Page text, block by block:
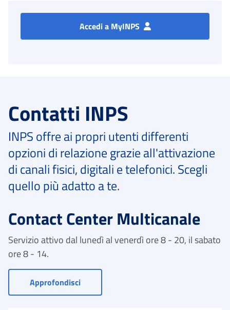
Accedi a MyINPS
Contatti INPS
INPS offre ai propri utenti differenti
opzioni di relazione grazie all'attivazione
di canali fisici, digitali e telefonici. Scegli
quello più adatto a te.
Contact Center Multicanale
Servizio attivo dal lunedì al venerdì ore 8 - 20, il sabato
ore 8 - 14.
Approfondisci- Vai a Contact Center